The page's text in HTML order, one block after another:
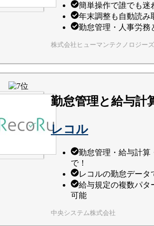
簡単操作で誰でも迷
年末調整も自動読み
勤怠管理・人事労務
株式会社ヒューマンテクノロジーズ
勤怠管理と給与計
レコル
勤怠管理・給与計算
で！
レコルの勤怠データ
給与規定の複数パタ
可能
中央システム株式会社